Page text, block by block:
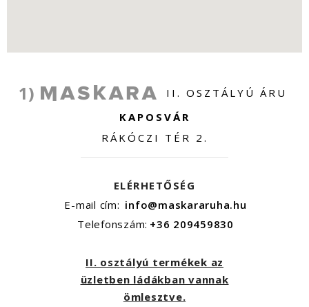
1)
II. OSZTÁLYÚ ÁRU
KAPOSVÁR
RÁKÓCZI TÉR 2.
ELÉRHETŐSÉG
E-mail cím: info@maskararuha.hu
Telefonszám: +36 209459830
II. osztályú termékek az
üzletben ládákban vannak
ömlesztve.